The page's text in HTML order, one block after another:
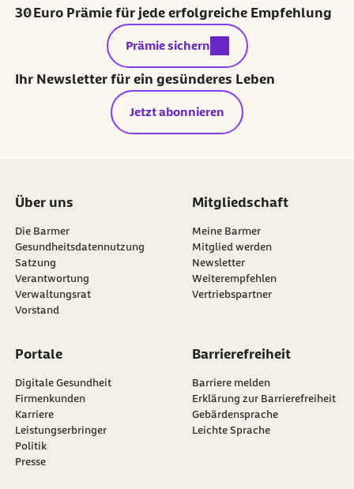
30 Euro Prämie für jede erfolgreiche Empfehlung
externer Link:
Prämie sichern
Ihr Newsletter für ein gesünderes Leben
Jetzt abonnieren
Über uns
Die Barmer
Gesundheitsdatennutzung
Satzung
Verantwortung
Verwaltungsrat
Vorstand
Mitgliedschaft
Meine Barmer
Mitglied werden
Newsletter
externer Link:
Weiterempfehlen
Vertriebspartner
Portale
Digitale Gesundheit
Firmenkunden
Karriere
Leistungserbringer
Politik
Presse
Barrierefreiheit
Barriere melden
Erklärung zur Barrierefreiheit
Gebärdensprache
Leichte Sprache